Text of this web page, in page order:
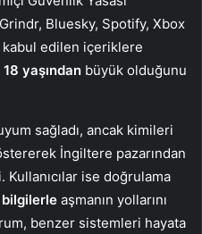
Bluesky, Spotify, Xbox
kabul edilen içeriklere
18 yaşından büyük olduğunu
sağladı, ancak kimileri
İngiltere pazarından
ise doğrulama
aşmanın yollarını
benzer sistemleri hayata